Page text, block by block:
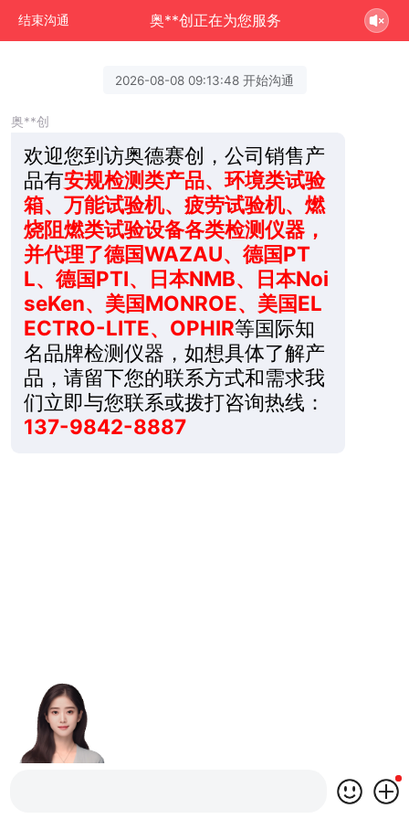
结束沟通 奥**创正在为您服务
2026-08-08 09:13:48 开始沟通
奥**创
欢迎您到访奥德赛创，公司销售产
品有安规检测类产品、环境类试验
箱、万能试验机、疲劳试验机、燃
烧阻燃类试验设备各类检测仪器，
并代理了德国WAZAU、德国PT
L、德国PTI、日本NMB、日本Noi
seKen、美国MONROE、美国EL
ECTRO-LITE、OPHIR等国际知
名品牌检测仪器，如想具体了解产
品，请留下您的联系方式和需求我
们立即与您联系或拨打咨询热线：
137-9842-8887